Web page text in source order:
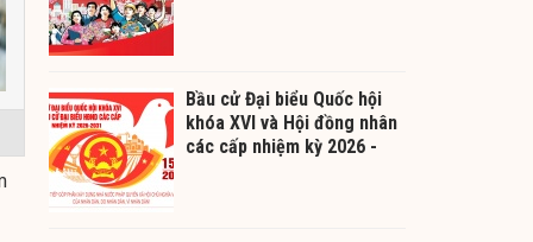
Bầu cử Đại biểu Quốc hội
khóa XVI và Hội đồng nhân
các cấp nhiệm kỳ 2026 -